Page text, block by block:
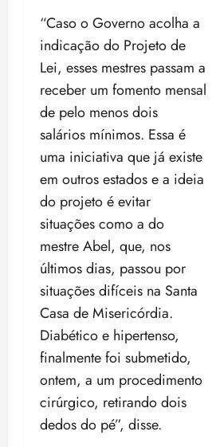
“Caso o Governo acolha a
indicação do Projeto de
Lei, esses mestres passam a
receber um fomento mensal
de pelo menos dois
salários mínimos. Essa é
uma iniciativa que já existe
em outros estados e a ideia
do projeto é evitar
situações como a do
mestre Abel, que, nos
últimos dias, passou por
situações difíceis na Santa
Casa de Misericórdia.
Diabético e hipertenso,
finalmente foi submetido,
ontem, a um procedimento
cirúrgico, retirando dois
dedos do pé”, disse.